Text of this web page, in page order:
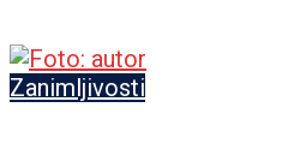
Zanimljivosti